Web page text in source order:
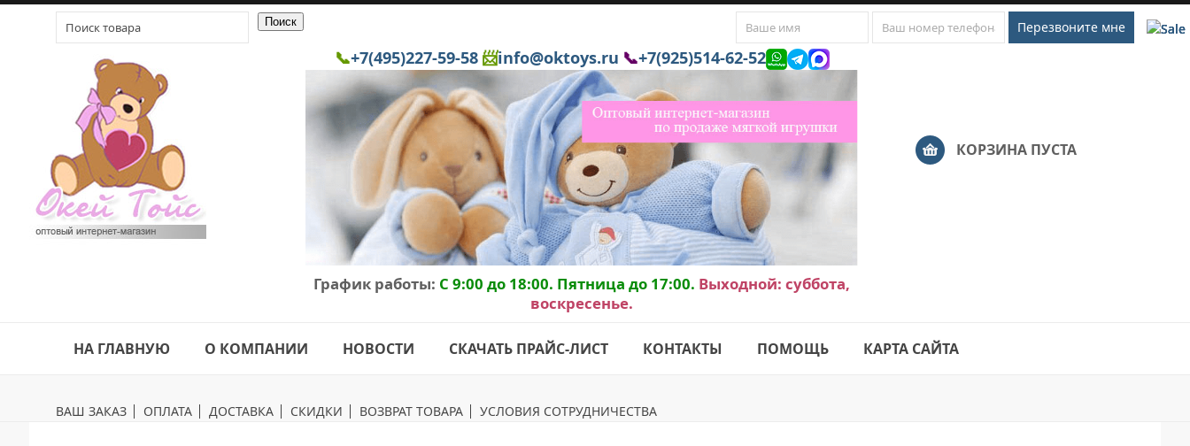
📞+7(495)227-59-58 📨info@oktoys.ru 📞+7(925)514-62-52
График работы: C 9:00 до 18:00. Пятница до 17:00. Выходной: суббота,
воскресенье.
КОРЗИНА ПУСТА
НА ГЛАВНУЮ О КОМПАНИИ НОВОСТИ СКАЧАТЬ ПРАЙС-ЛИСТ КОНТАКТЫ ПОМОЩЬ КАРТА САЙТА
ВАШ ЗАКАЗ ОПЛАТА ДОСТАВКА СКИДКИ ВОЗВРАТ ТОВАРА УСЛОВИЯ СОТРУДНИЧЕСТВА